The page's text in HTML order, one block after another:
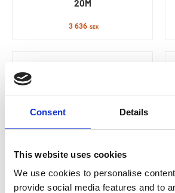
Consent Details
This website uses cookies
We use cookies to personalise
provide social media features and to
20M
3 636 SEK